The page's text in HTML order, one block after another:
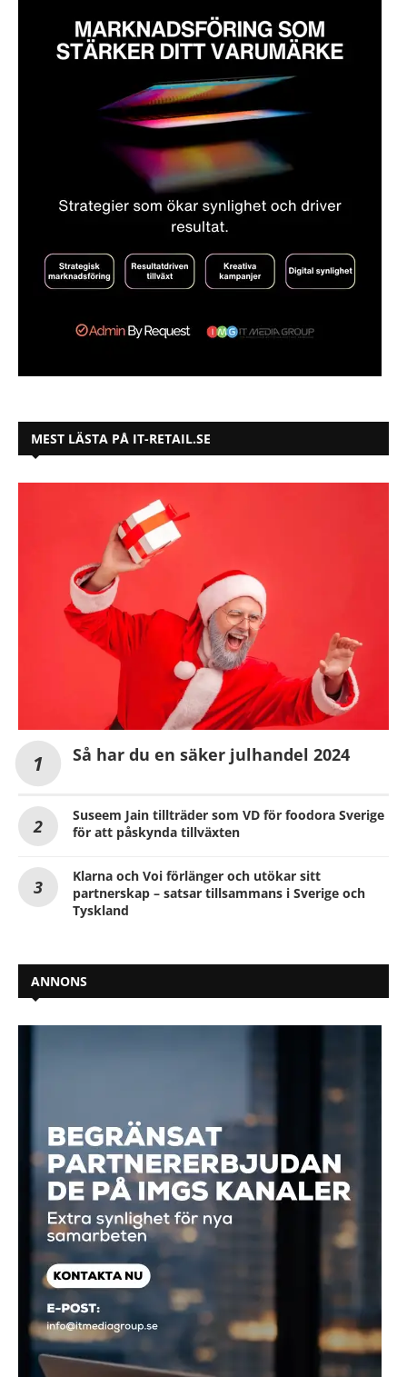
MEST LÄSTA PÅ IT-RETAIL.SE
Så har du en säker julhandel 2024
Suseem Jain tillträder som VD för foodora Sverige
för att påskynda tillväxten
Klarna och Voi förlänger och utökar sitt
partnerskap – satsar tillsammans i Sverige och
Tyskland
ANNONS